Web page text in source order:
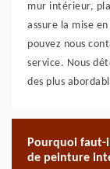
mur intérieur,
assure la mise
pouvez nous
service. Nous
des plus
Pourquoi faut-
de peinture